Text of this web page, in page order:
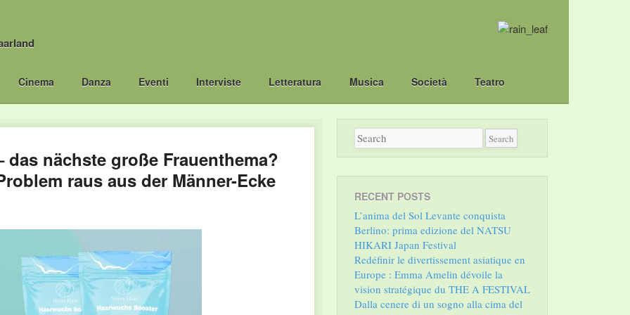
Cinema Danza Eventi Interviste Letteratura Musica Società Teatro
das nächste große Frauenthema?
raus aus der Männer-Ecke
RECENT POSTS
L’anima del Sol Levante conquista
Berlino: prima edizione del NATSU
HIKARI Japan Festival
Redéfinir le divertissement asiatique en
Europe : Emma Amelin dévoile la
vision stratégique du THE A FESTIVAL
Dalla cenere di un sogno alla cima del